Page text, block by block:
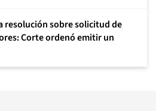
resolución sobre solicitud de
Corte ordenó emitir un